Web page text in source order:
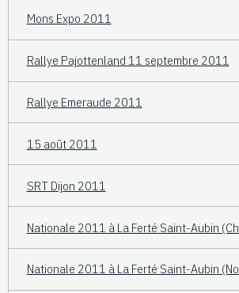
Mons Expo 2011
Rallye Pajottenland 11 septembre 2011
Rallye Emeraude 2011
15 août 2011
SRT Dijon 2011
Nationale 2011 à La Ferté Saint-Aubin
Nationale 2011 à La Ferté Saint-Aubin